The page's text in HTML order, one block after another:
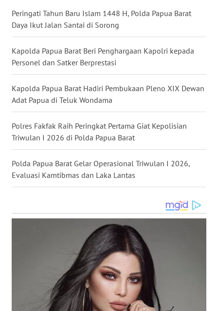
Peringati Tahun Baru Islam 1448 H, Polda Papua Barat
Daya Ikut Jalan Santai di Sorong
Kapolda Papua Barat Beri Penghargaan Kapolri kepada
Personel dan Satker Berprestasi
Kapolda Papua Barat Hadiri Pembukaan Pleno XIX Dewan
Adat Papua di Teluk Wondama
Polres Fakfak Raih Peringkat Pertama Giat Kepolisian
Triwulan I 2026 di Polda Papua Barat
Polda Papua Barat Gelar Operasional Triwulan I 2026,
Evaluasi Kamtibmas dan Laka Lantas
WN
KALSEL
WN
KALTIM
WN
SULSEL
WN
GORONTALO
WN
SULUT